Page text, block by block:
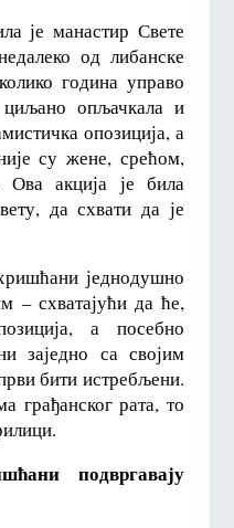
је манастир Свете
од либанске
година управо
опљачкала и
опозиција, а
су жене, срећом,
Ова акција је била
да схвати да је
једнодушно
– схватајући да ће,
а посебно
заједно са својим
бити истребљени.
грађанског рата, то
подвргавају